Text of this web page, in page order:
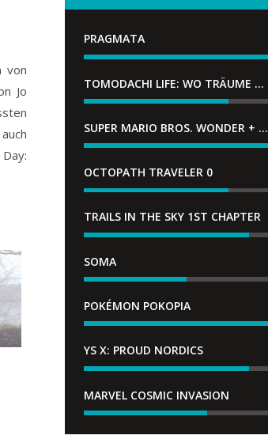
von
Jo
PRAGMATA
TOMODACHI LIFE: WO TRÄUME WAHR WERDEN
SUPER MARIO BROS. WONDER + GEMEINSAM IM BELLABEL-PARK
OCTOPATH TRAVELER 0
TRAILS IN THE SKY 1ST CHAPTER
SOMA
POKÉMON POKOPIA
YS X: PROUD NORDICS
MARVEL COSMIC INVASION